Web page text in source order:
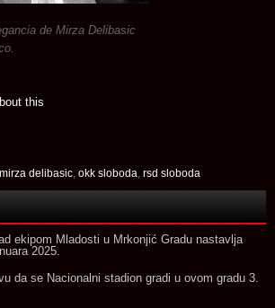
de Mirza Delibasic
this
mirza delibasic okk sloboda rsd sloboda
ekipom Mladosti u Mrkonjić Gradu nastavlja
2025.
da se Nacionalni stadion gradi u ovom gradu 3.